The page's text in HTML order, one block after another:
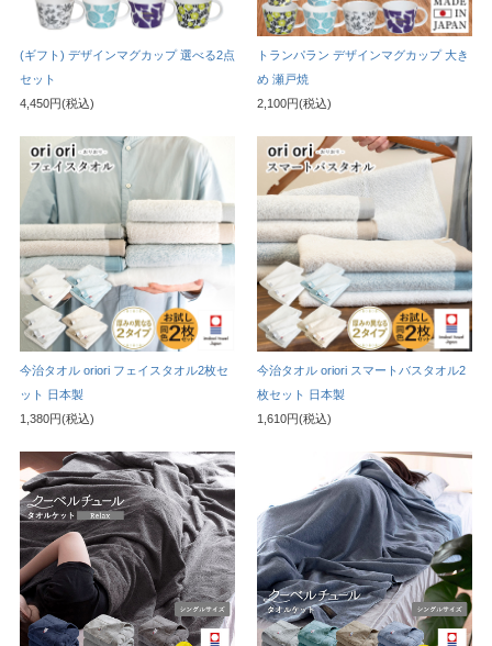
(ギフト) デザインマグカップ 選べる2点
セット
4,450円(税込)
トランパラン デザインマグカップ 大き
め 瀬戸焼
2,100円(税込)
今治タオル oriori フェイスタオル2枚セ
ット 日本製
1,380円(税込)
今治タオル oriori スマートバスタオル2
枚セット 日本製
1,610円(税込)